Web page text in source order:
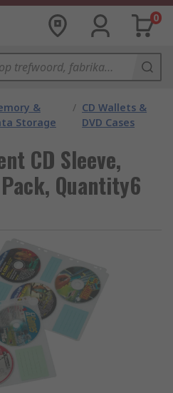
0
&
Storage
/ CD Wallets &
DVD Cases
CD Sleeve,
Quantity6